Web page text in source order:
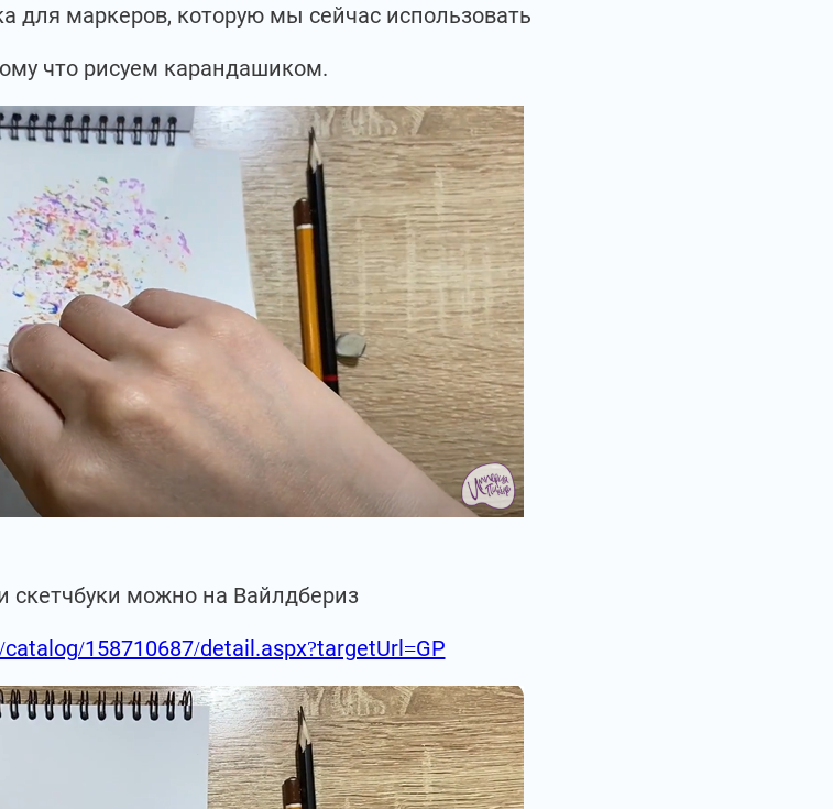
для маркеров, которую мы сейчас использовать
что рисуем карандашиком.
скетчбуки можно на Вайлдбериз
158710687/detail.aspx?targetUrl=GP